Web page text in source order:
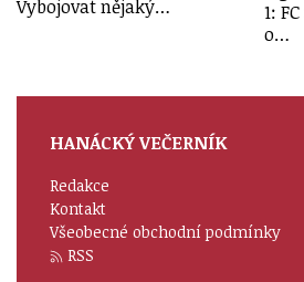
Vybojovat nějaký…
1:
o…
HANÁCKÝ VEČERNÍK
Redakce
Kontakt
Všeobecné obchodní podmínky
RSS